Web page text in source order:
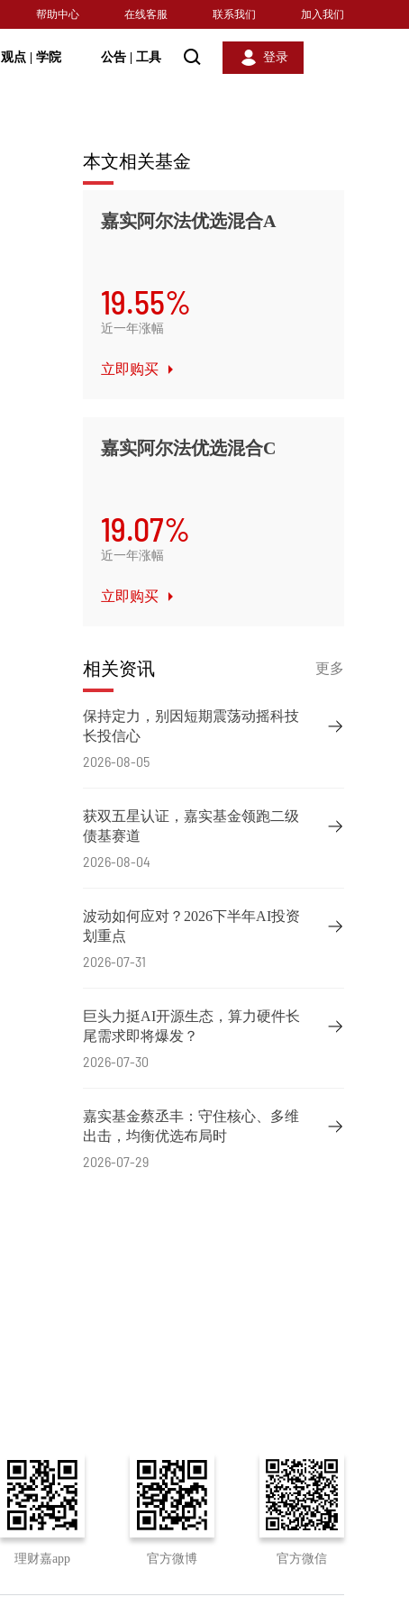
帮助中心 在线客服 联系我们 加入我们
观点 学院 公告 工具 登录
本文相关基金
嘉实阿尔法优选混合A
19.55%
近一年涨幅
立即购买
嘉实阿尔法优选混合C
19.07%
近一年涨幅
立即购买
更多
相关资讯
保持定力，别因短期震荡动摇科技
长投信心
2026-08-05
获双五星认证，嘉实基金领跑二级
债基赛道
2026-08-04
波动如何应对？2026下半年AI投资
划重点
2026-07-31
巨头力挺AI开源生态，算力硬件长
尾需求即将爆发？
2026-07-30
嘉实基金蔡丞丰：守住核心、多维
出击，均衡优选布局时
2026-07-29
理财嘉app 官方微博 官方微信